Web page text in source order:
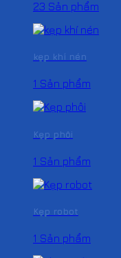
23 Sản phẩm
kẹp khí nén
1 Sản phẩm
Kẹp phôi
1 Sản phẩm
Kẹp robot
1 Sản phẩm